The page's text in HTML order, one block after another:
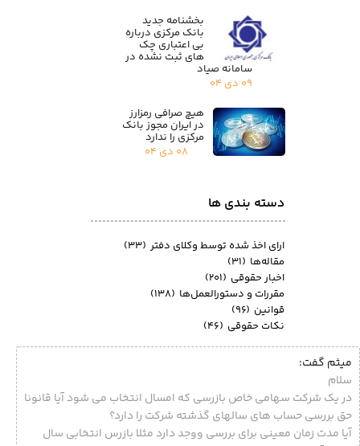
میثم گفت:
سلام
در یک شرکت سهامی خاص بازرسی که امسال انتخاب می شود آیا قانونا
حق بررسی حساب های سالهای گذشته شرکت را دارد؟
آیا مدت زمان معینی برای بررسی ووجد دارد مثلا بازرس انتخابی سال
دسته بندی ها
بخشنامه جدید
بانک مرکزی درباره
بی اعتباری چک
های ثبت نشده در
سامانه صیاد
۰۹ دی ۰۴
هیچ صرافی رمزارز
در ایران مجوز بانک
مرکزی را ندارد
۰۸ دی ۰۴
ارای اخذ شده توسط وکلای دفتر (۳۳)
مقاله‌ها (۳۱)
اخبار حقوقی (۲۰۱)
مقررات و دستورالعمل‌ها (۱۳۸)
قوانین (۹۶)
نکات حقوقی (۴۶)